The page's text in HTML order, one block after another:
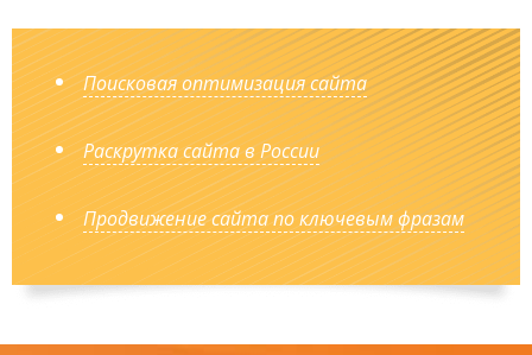
Поисковая оптимизация сайта
Раскрутка сайта в России
Продвижение сайта по ключевым фразам